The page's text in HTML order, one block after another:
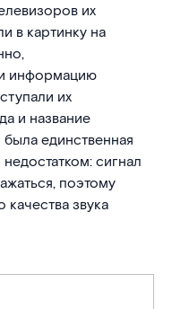
их
в картинку на
информацию
их
и название
единственная
сигнал
поэтому
звука